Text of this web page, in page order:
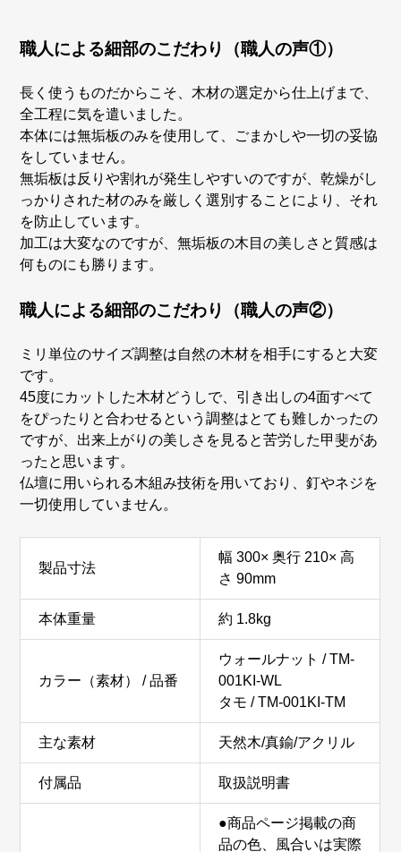
職人による細部のこだわり（職人の声①）
長く使うものだからこそ、木材の選定から仕上げまで、
全工程に気を遣いました。
本体には無垢板のみを使用して、ごまかしや一切の妥協
をしていません。
無垢板は反りや割れが発生しやすいのですが、乾燥がし
っかりされた材のみを厳しく選別することにより、それ
を防止しています。
加工は大変なのですが、無垢板の木目の美しさと質感は
何ものにも勝ります。
職人による細部のこだわり（職人の声②）
ミリ単位のサイズ調整は自然の木材を相手にすると大変
です。
45度にカットした木材どうしで、引き出しの4面すべて
をぴったりと合わせるという調整はとても難しかったの
ですが、出来上がりの美しさを見ると苦労した甲斐があ
ったと思います。
仏壇に用いられる木組み技術を用いており、釘やネジを
一切使用していません。
製品寸法
幅 300× 奥行 210× 高
さ 90mm
本体重量 約 1.8kg
カラー（素材） / 品番
ウォールナット / TM-
001KI-WL
タモ / TM-001KI-TM
主な素材 天然木/真鍮/アクリル
付属品 取扱説明書
●商品ページ掲載の商
品の色、風合いは実際